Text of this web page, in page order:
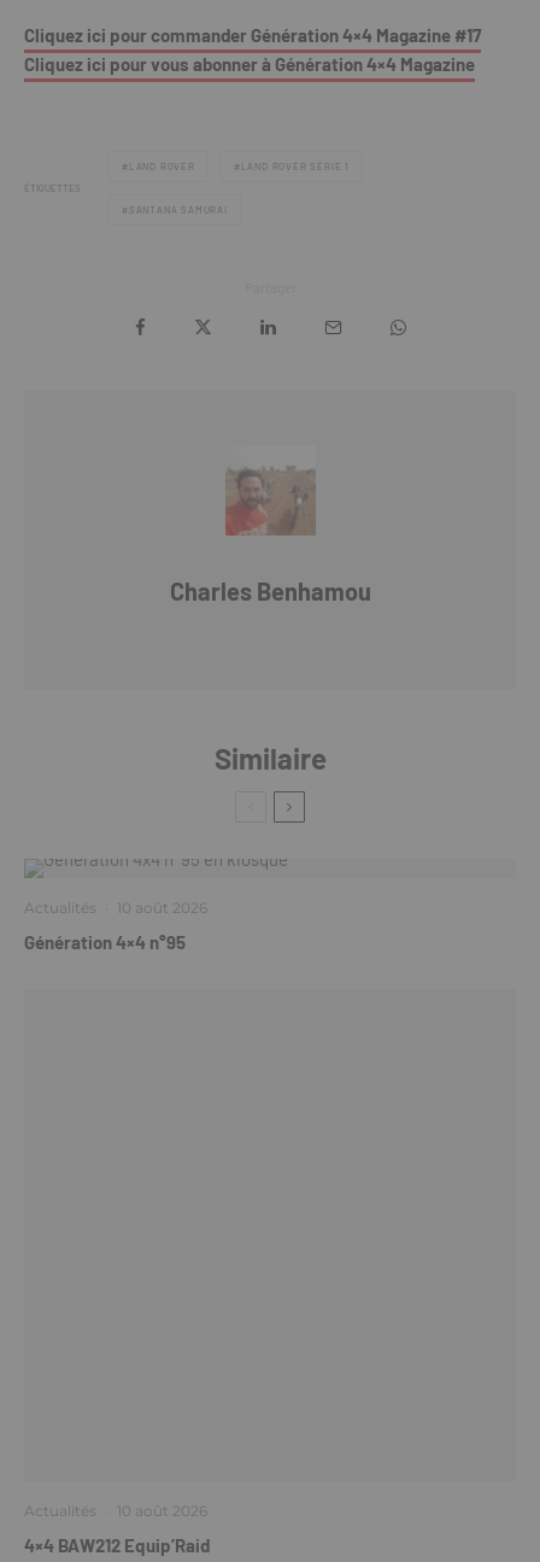
Cliquez ici pour commander Génération 4×4 Magazine #17
Cliquez ici pour vous abonner à Génération 4×4 Magazine
ÉTIQUETTES
LAND ROVER LAND ROVER SÉRIE 1
SANTANA SAMURAI
Charles Benhamou
Similaire
Actualités · 10 août 2026
Génération 4×4 n°95
Actualités · 10 août 2026
4×4 BAW212 Equip’Raid